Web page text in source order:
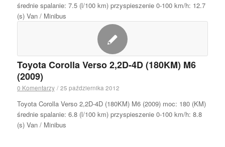
średnie spalanie: 7.5 (l/100 km) przyspieszenie 0-100 km/h: 12.7
(s) Van / Minibus
Toyota Corolla Verso 2,2D-4D (180KM) M6
(2009)
0 Komentarzy / 25 października 2012
Toyota Corolla Verso 2,2D-4D (180KM) M6 (2009) moc: 180 (KM)
średnie spalanie: 6.8 (l/100 km) przyspieszenie 0-100 km/h: 8.8
(s) Van / Minibus